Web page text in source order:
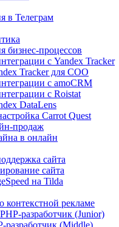
в Телеграм
бизнес-процессов
с Yandex Tracker
Tracker для СОО
с amoCRM
с Roistat
DataLens
Carrot Quest
продаж
в онлайн
сайта
сайта
на Tilda
контекстной рекламе
разработчик (Junior)
(Middle)